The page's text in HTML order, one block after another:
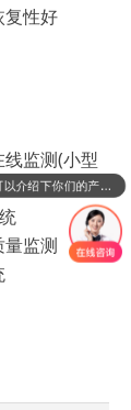
复性好
监测(小型
监测
可以介绍下你们的产品么？